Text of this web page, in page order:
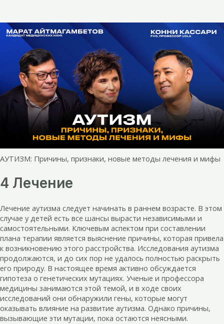
АУТИЗМ: Причины, признаки, новые методы лечения и мифы
4 Лечение
Лечение аутизма следует начинать в раннем возрасте. В этом
случае у детей есть все шансы вырасти независимыми и
самостоятельными. Ключевым аспектом при составлении
плана терапии является выяснение причины, которая привела
к возникновению этого расстройства. Исследования аутизма
продолжаются, и до сих пор не удалось полностью раскрыть
его природу. В настоящее время активно обсуждается
гипотеза о генетических мутациях. Ученые и профессора
медицины занимаются этой темой, и в ходе своих
исследований они обнаружили гены, которые могут
оказывать влияние на развитие аутизма. Однако причины,
вызывающие эти мутации, пока остаются неясными.